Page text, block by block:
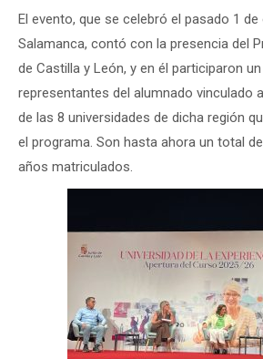
El evento, que se celebró el pasado 1
Salamanca, contó con la presencia del
de Castilla y León, y en él participaron
representantes del alumnado vinculado
de las 8 universidades de dicha región
el programa. Son hasta ahora un total
años matriculados.